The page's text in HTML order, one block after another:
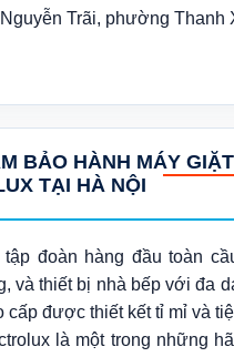
Trãi, phường Thanh
BẢO HÀNH MÁY GIẶT
TẠI HÀ NỘI
tập đoàn hàng đầu toàn
và thiết bị nhà bếp với đa
cấp được thiết kết tỉ mỉ và
là một trong những